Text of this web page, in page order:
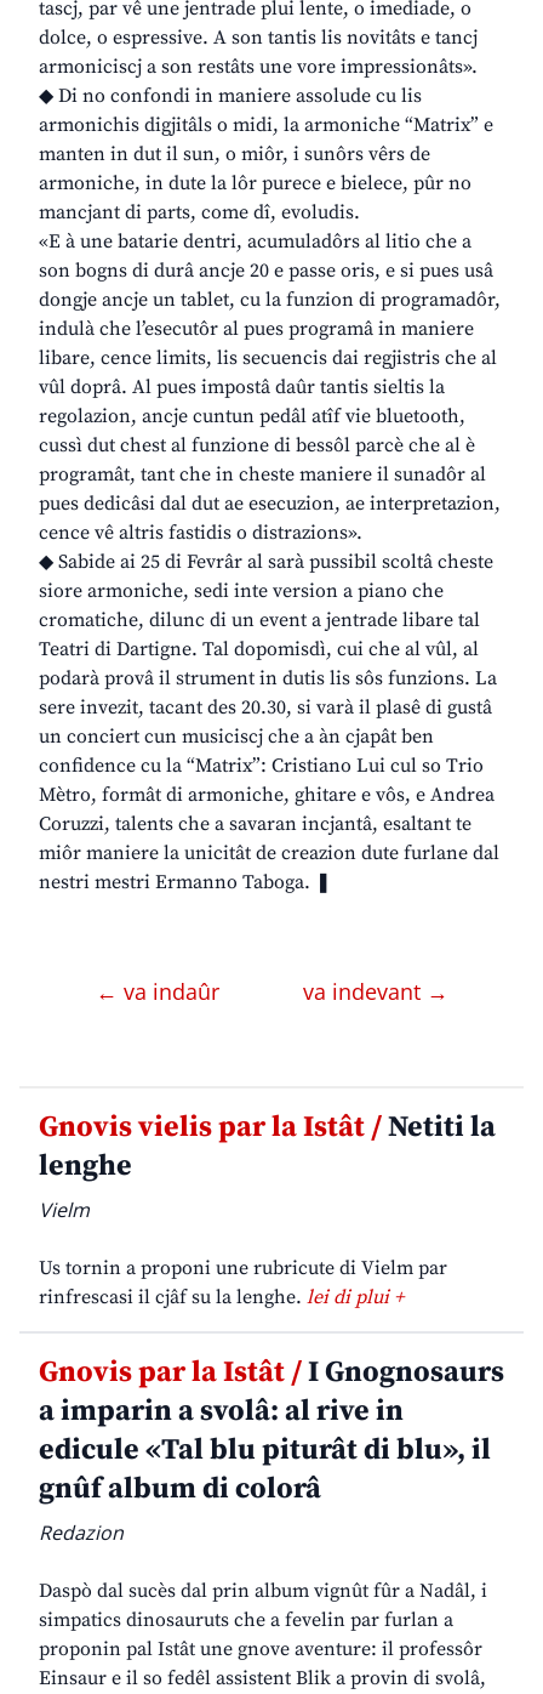
tascj, par vê une jentrade plui lente, o imediade, o
dolce, o espressive. A son tantis lis novitâts e tancj
armoniciscj a son restâts une vore impressionâts».
◆ Di no confondi in maniere assolude cu lis
armonichis digjitâls o midi, la armoniche “Matrix” e
manten in dut il sun, o miôr, i sunôrs vêrs de
armoniche, in dute la lôr purece e bielece, pûr no
mancjant di parts, come dî, evoludis.
«E à une batarie dentri, acumuladôrs al litio che a
son bogns di durâ ancje 20 e passe oris, e si pues usâ
dongje ancje un tablet, cu la funzion di programadôr,
indulà che l’esecutôr al pues programâ in maniere
libare, cence limits, lis secuencis dai regjistris che al
vûl doprâ. Al pues impostâ daûr tantis sieltis la
regolazion, ancje cuntun pedâl atîf vie bluetooth,
cussì dut chest al funzione di bessôl parcè che al è
programât, tant che in cheste maniere il sunadôr al
pues dedicâsi dal dut ae esecuzion, ae interpretazion,
cence vê altris fastidis o distrazions».
◆ Sabide ai 25 di Fevrâr al sarà pussibil scoltâ cheste
siore armoniche, sedi inte version a piano che
cromatiche, dilunc di un event a jentrade libare tal
Teatri di Dartigne. Tal dopomisdì, cui che al vûl, al
podarà provâ il strument in dutis lis sôs funzions. La
sere invezit, tacant des 20.30, si varà il plasê di gustâ
un conciert cun musiciscj che a àn cjapât ben
confidence cu la “Matrix”: Cristiano Lui cul so Trio
Mètro, formât di armoniche, ghitare e vôs, e Andrea
Coruzzi, talents che a savaran incjantâ, esaltant te
miôr maniere la unicitât de creazion dute furlane dal
nestri mestri Ermanno Taboga. ❚
← va indaûr va indevant →
Gnovis vielis par la Istât /Netiti la
lenghe
Vielm
Us tornin a proponi une rubricute di Vielm par
rinfrescasi il cjâf su la lenghe. lei di plui +
Gnovis par la Istât /I Gnognosaurs
a imparin a svolâ: al rive in
edicule «Tal blu piturât di blu», il
gnûf album di colorâ
Redazion
Daspò dal sucès dal prin album vignût fûr a Nadâl, i
simpatics dinosauruts che a fevelin par furlan a
proponin pal Istât une gnove aventure: il professôr
Einsaur e il so fedêl assistent Blik a provin di svolâ,